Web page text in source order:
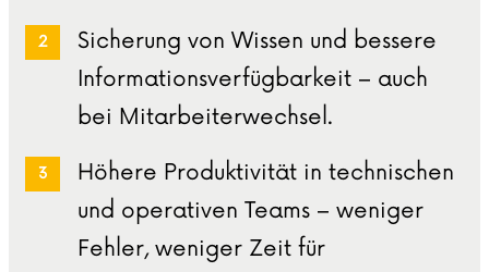
Sicherung von Wissen und bessere
Informationsverfügbarkeit – auch
bei Mitarbeiterwechsel.
Höhere Produktivität in technischen
und operativen Teams – weniger
Fehler, weniger Zeit für